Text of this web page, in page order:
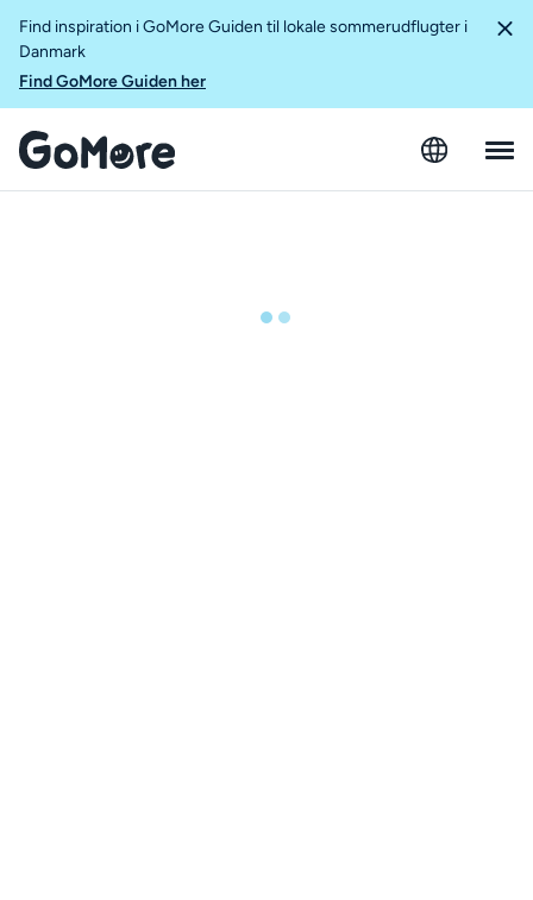
Find inspiration i GoMore Guiden til lokale sommerudflugter i
Danmark
Find GoMore Guiden her